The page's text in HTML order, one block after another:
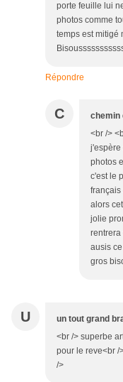
porte feuille lui
photos comme
temps est mitigé
Répondre
C chemin
<br />
j'espère
photos
c'est le
français
alors
jolie
rentrera
ausis
gros
U un tout grand
<br /> superbe
pour le reve<br /
/>